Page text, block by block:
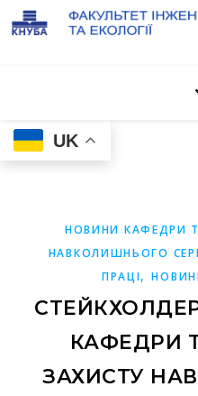
UK
НОВИНИ КАФЕДРИ
НАВКОЛИШНЬОГО
ПРАЦІ,
КАФЕДРИ
ЗАХИСТУ